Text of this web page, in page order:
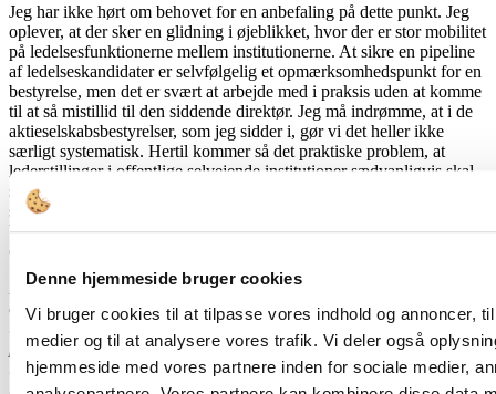
Denne hjemmeside bruger cookies
Vi bruger cookies til at tilpasse vores indhold og annoncer,
medier og til at analysere vores trafik. Vi deler også
hjemmeside med vores partnere inden for sociale medier,
Jeg har ikke hørt om behovet for en anbefa­ling på dette punkt. Jeg
oplever, at der sker en glidning i øjeblikket, hvor der er stor mobilitet
på ledelsesfunktionerne mellem institutionerne. At sikre en pipeline
af ledel­seskandidater er selvfølgelig et opmærksom­hedspunkt for en
bestyrelse, men det er svært at arbejde med i praksis uden at komme
til at så mistillid til den siddende direktør. Jeg må indrømme, at i de
aktieselskabsbestyrelser, som jeg sidder i, gør vi det heller ikke
særligt systematisk. Hertil kommer så det praktiske problem, at
lederstillinger i offentlige selv­ejende institutioner sædvanligvis skal
slås op, så bestyrelsen kan ikke bare køre en kandidat i stilling. Men
set over den samlede sektor er det selvfølgelig vigtigt, at
bestyrelserne bidrager til, at der udvikles lederaspiranter i
organisationerne.
Der er anslået mellem 25.000 og 30.000 men­nesker, der tager del i
offentligt bestyrelsesar­bejde i Danmark. Man skal stille spørgsmåls­
tegn ved, om vi i virkeligheden har talenter nok til at udfylde disse
pladser professionelt. Samlet set – hvor store forventninger kan vi
realistisk set tillade os at have til udøvelse af offentlige
bestyrelsesarbejde?